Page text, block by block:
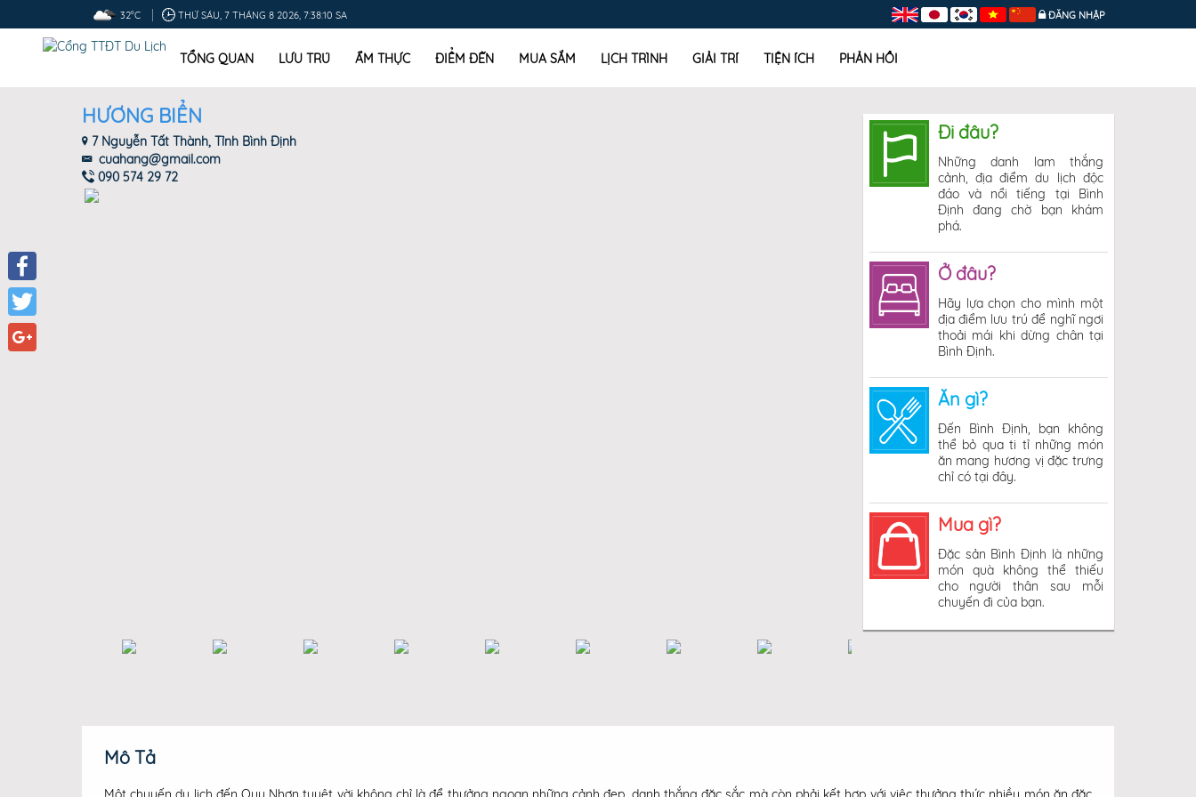
32°C THỨ SÁU, 7 THÁNG 8 2026, 7:38:10 SA ĐĂNG NHẬP
TỔNG QUAN LƯU TRÚ ẨM THỰC ĐIỂM ĐẾN MUA SẮM LỊCH TRÌNH GIẢI TRÍ TIỆN ÍCH PHẢN HỒI
Facebook
Twitter
HƯƠNG BIỂN
7 Nguyễn Tất Thành, Tỉnh Bình Định
cuahang@gmail.com
090 574 29 72
Đi đâu?
Những danh lam thắng
cảnh, địa điểm du lịch độc
đáo và nổi tiếng tại Bình
Định đang chờ bạn khám
phá.
Ở đâu?
Hãy lựa chọn cho mình một
địa điểm lưu trú để nghĩ ngơi
thoải mái khi dừng chân tại
Bình Định.
Ăn gì?
Đến Bình Định, bạn không
thể bỏ qua ti tỉ những món
ăn mang hương vị đặc trưng
chỉ có tại đây.
Mua gì?
Đặc sản Bình Định là những
món quà không thể thiếu
cho người thân sau mỗi
chuyến đi của bạn.
Mô Tả